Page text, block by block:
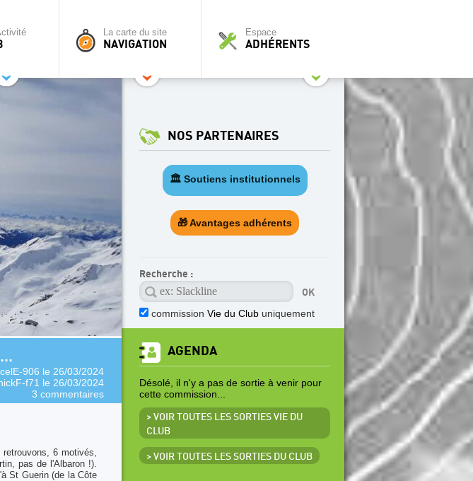
La carte du site
NAVIGATION
Espace
ADHÉRENTS
906 le 26/03/2024
f71 le 26/03/2024
3 commentaires
6 motivés,
pas de l'Albaron !).
St Guerin (de la Côte
NOS PARTENAIRES
🏛️ Soutiens institutionnels
🎁 Avantages adhérents
Recherche :
commission Vie du Club uniquement
AGENDA
Désolé, il n'y a pas de sortie à venir pour
cette commission...
> VOIR TOUTES LES SORTIES VIE DU
CLUB
> VOIR TOUTES LES SORTIES DU CLUB